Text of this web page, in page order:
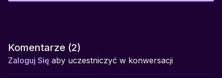
bezpieczeństwa
Idealna:
relaksacji po wysiłku, zasypiania, masażu, pracy z ciałem,
Komentarze (2)
Zaloguj Się aby uczestniczyć w konwersacji